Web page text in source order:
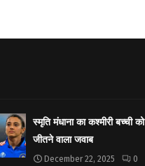
स्मृति मंधाना का कश्मीरी बच्ची
जीतने वाला जवाब
December 22, 2025 0